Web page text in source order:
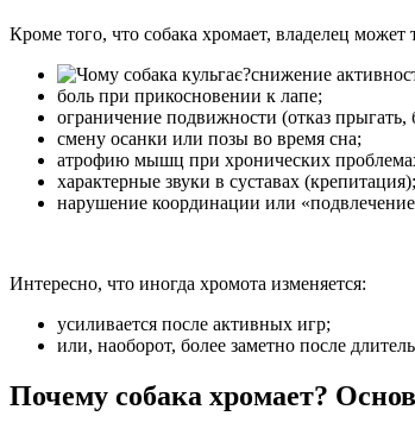
Кроме того, что собака хромает, владелец может
снижение
боль при прикосновении к лапе;
ограничение подвижности (отказ прыгать,
смену осанки или позы во время сна;
атрофию мышц при хронических
характерные звуки в суставах (крепитация);
нарушение координации или
Интересно, что иногда хромота изменяется:
усиливается после активных игр;
или, наоборот, более заметно после
Почему собака хромает?